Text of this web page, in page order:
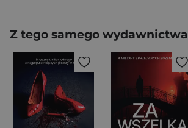
Z tego samego wydawnictwa